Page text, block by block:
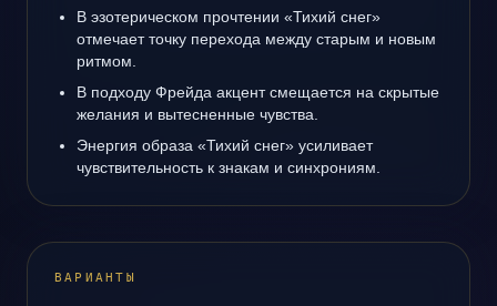
В эзотерическом прочтении «Тихий снег»
отмечает точку перехода между старым и новым
ритмом.
В подходу Фрейда акцент смещается на скрытые
желания и вытесненные чувства.
Энергия образа «Тихий снег» усиливает
чувствительность к знакам и синхрониям.
ВАРИАНТЫ